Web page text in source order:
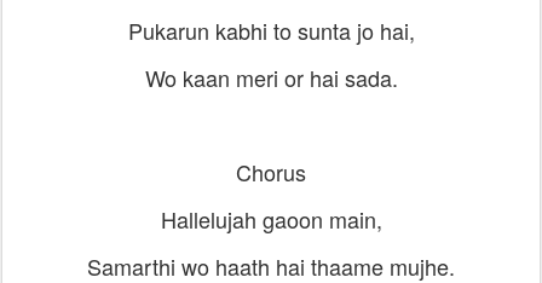
Pukarun kabhi to sunta jo hai,
Wo kaan meri or hai sada.
Chorus
Hallelujah gaoon main,
Samarthi wo haath hai thaame mujhe.